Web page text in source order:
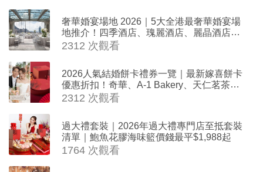
奢華婚宴場地 2026｜5大全港最奢華婚宴場
地推介！四季酒店、瑰麗酒店、麗晶酒店、
Cloud 39、合和酒店 打造夢幻氣派婚禮
2312 次觀看
2026人氣結婚餅卡禮券一覽｜最新嫁喜餅卡
優惠折扣！奇華、A-1 Bakery、天仁茗茶、
ROYCE'、Paul Lafayet、agnès b.
2312 次觀看
過大禮套裝｜2026年過大禮專門店至抵套裝
清單｜鮑魚花膠海味籃價錢最平$1,988起
1764 次觀看